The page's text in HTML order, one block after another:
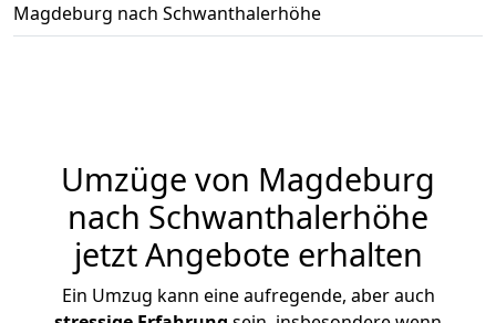
Magdeburg nach Schwanthalerhöhe
Umzüge von Magdeburg
nach Schwanthalerhöhe
jetzt Angebote erhalten
Ein Umzug kann eine aufregende, aber auch